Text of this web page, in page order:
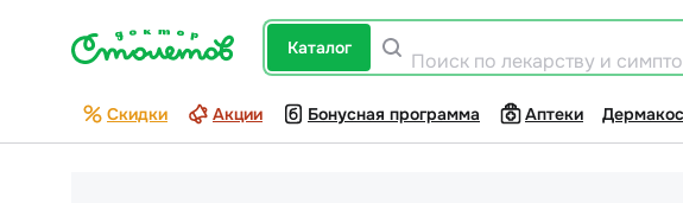
каталог
Поиск по лекарству и
Скидки Акции Бонусная программа Аптеки